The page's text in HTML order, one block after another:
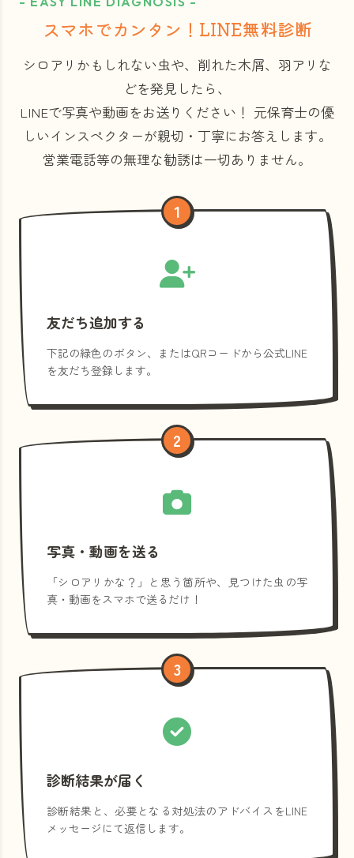
スマホでカンタン！LINE無料診断
シロアリかもしれない虫や、削れた木屑、羽アリな
どを発見したら、
LINEで写真や動画をお送りください！ 元保育士の優
しいインスペクターが親切・丁寧にお答えします。
営業電話等の無理な勧誘は一切ありません。
1
友だち追加する
下記の緑色のボタン、またはQRコードから公式LINE
を友だち登録します。
2
写真・動画を送る
「シロアリかな？」と思う箇所や、見つけた虫の写
真・動画をスマホで送るだけ！
3
診断結果が届く
診断結果と、必要となる対処法のアドバイスをLINE
メッセージにて返信します。